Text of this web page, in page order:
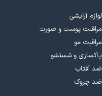
لوازم آرایشی
مراقبت پوست و صورت
مراقبت مو
پاکسازی و شستشو
ضد آفتاب
ضد چروک